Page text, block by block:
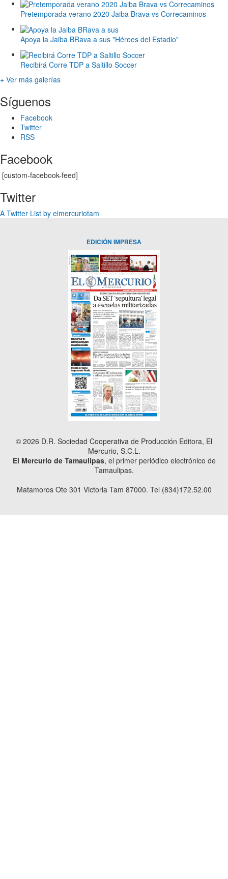
Pretemporada verano 2020 Jaiba Brava vs Correcaminos
Apoya la Jaiba BRava a sus "Héroes del Estadio"
Recibirá Corre TDP a Saltillo Soccer
+ Ver más galerías
Síguenos
Facebook
Twitter
RSS
Facebook
[custom-facebook-feed]
Twitter
A Twitter List by elmercuriotam
EDICIÓN IMPRESA
© 2026 D.R. Sociedad Cooperativa de Producción Editora, El
Mercurio, S.C.L.
El Mercurio de Tamaulipas, el primer periódico electrónico de
Tamaulipas.
Matamoros Ote 301 Victoria Tam 87000. Tel (834)172.52.00